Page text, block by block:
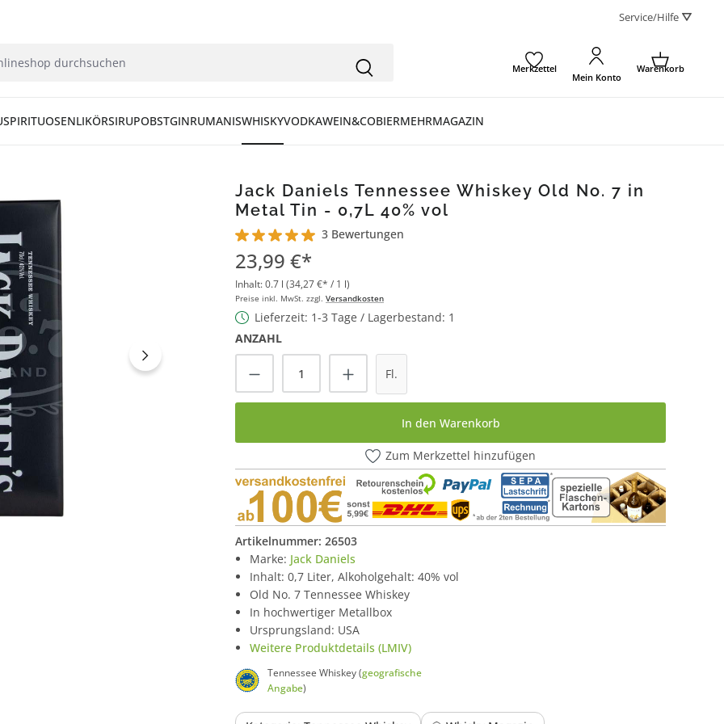
Service/Hilfe ⛛
Merkzettel
Mein Konto
Warenkorb
SPIRITUOSENLIKÖRSIRUPOBSTGINRUMANISWHISKYVODKAWEIN&COBIERMEHRMAGAZIN
Jack Daniels Tennessee Whiskey Old No. 7 in
Metal Tin - 0,7L 40% vol
Durchschnittliche Bewertung von 5 von 5 Sternen
3 Bewertungen
23,99 €*
Inhalt:0.7 l (34,27 €* / 1 l)
Preise inkl. MwSt. zzgl. Versandkosten
Lieferzeit: 1-3 Tage / Lagerbestand: 1
ANZAHL
Produkt Anzahl: Gib den gewünschten Wert ein
Fl.
In den Warenkorb
Zum Merkzettel hinzufügen
Artikelnummer: 26503
Marke: Jack Daniels
Inhalt: 0,7 Liter, Alkoholgehalt: 40% vol
Old No. 7 Tennessee Whiskey
In hochwertiger Metallbox
Ursprungsland: USA
Weitere Produktdetails (LMIV)
Tennessee Whiskey (geografische
Angabe)